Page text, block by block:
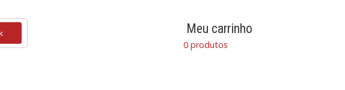
Meu carrinho
0 produtos